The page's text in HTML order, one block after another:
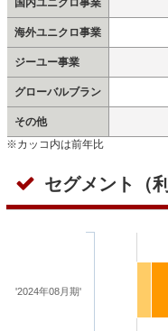
国内ユニクロ事業
海外ユニクロ事業
ジーユー事業
グローバルブラン
その他
※カッコ内は前年比
セグメント（利
'2024年08月期'